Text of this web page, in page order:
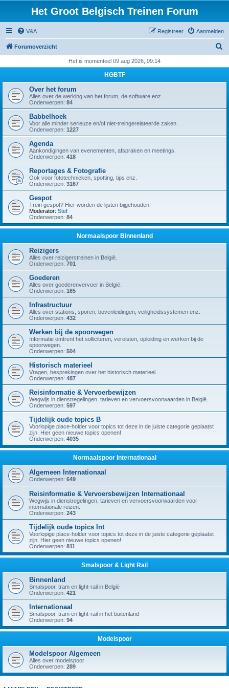
Het Groot Belgisch Treinen Forum
V&A Aanmelden
Registreer
Forumoverzicht
k
Het is momenteel 09 aug 2026, 09:14
HGBTF
Over het forum
Alles over de werking van het forum, de software enz.
Onderwerpen: 84
Babbelhoek
Voor alle minder serieuze en/of niet-treingerelateerde zaken.
Onderwerpen: 1227
Agenda
Aankondigingen van evenementen, afspraken en meetings.
Onderwerpen: 418
Reportages & Fotografie
Ook voor fototechnieken, spotting, tips enz.
Onderwerpen: 3167
Gespot
Trein gespot? Hier worden de lijsten bijgehouden!
Moderator: Stef
Onderwerpen: 84
Normaalspoor Binnenland
Reizigers
Alles over reizigerstreinen in België.
Onderwerpen: 701
Goederen
Alles over goederenvervoer in België.
Onderwerpen: 165
Infrastructuur
Alles over stations, sporen, bovenleidingen, veiligheidssystemen enz.
Onderwerpen: 432
Werken bij de spoorwegen
Informatie omtrent het solliciteren, vereisten, opleiding en werken bij de
spoorwegen.
Onderwerpen: 504
Historisch materieel
Vragen, besprekingen over het historisch materieel.
Onderwerpen: 487
Reisinformatie & Vervoerbewijzen
Wegwijs in dienstregelingen, tarieven en vervoersvoorwaarden in België.
Onderwerpen: 597
Tijdelijk oude topics B
Voorlopige place-holder voor topics tot deze in de juiste categorie geplaatst
zijn. Hier geen nieuwe topics openen!
Onderwerpen: 4035
Normaalspoor Internationaal
Algemeen Internationaal
Onderwerpen: 649
Reisinformatie & Vervoersbewijzen Internationaal
Wegwijs in dienstregelingen, tarieven en vervoersvoorwaarden voor
internationale reizen.
Onderwerpen: 243
Tijdelijk oude topics Int
Voorlopige place-holder voor topics tot deze in de juiste categorie geplaatst
zijn. Hier geen nieuwe topics openen!
Onderwerpen: 811
Smalspoor & Light Rail
Binnenland
Smalspoor, tram en light-rail in België
Onderwerpen: 421
Internationaal
Smalspoor, tram en light-rail in het buitenland
Onderwerpen: 94
Modelspoor
Modelspoor Algemeen
Alles over modelspoor
Onderwerpen: 289